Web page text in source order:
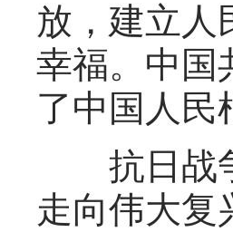
放，建立人
幸福。中国
了中国人民
抗日战争
走向伟大复